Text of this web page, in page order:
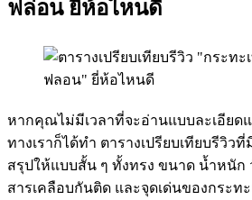
ฟล่อน ยี่ห้อไหนดี
หากคุณไม่มีเวลาที่จะอ่านแบบละเอียด
ทางเราก็ได้ทำ ตารางเปรียบเทียบรีวิวที่
สรุปให้แบบสั้น ๆ ทั้งทรง ขนาด น้ำหนัก
สารเคลือบกันติด และจุดเด่นของกระท